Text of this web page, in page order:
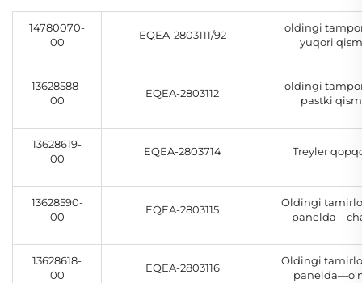
14780070-
00
EQEA-2803111/92
oldingi
yuqori
13628588-
00
EQEA-2803112
oldingi
pastki
13628619-
00
EQEA-2803714 Treyler
13628590-
00
EQEA-2803115
Oldingi
13628618-
00
EQEA-2803116
Oldingi